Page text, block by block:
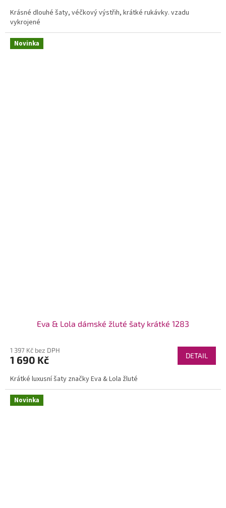
Krásné dlouhé šaty, véčkový výstřih, krátké rukávky. vzadu
vykrojené
Novinka
Eva & Lola dámské žluté šaty krátké 1283
1 397 Kč bez DPH
1 690 Kč DETAIL
Krátké luxusní šaty značky Eva & Lola žluté
Novinka